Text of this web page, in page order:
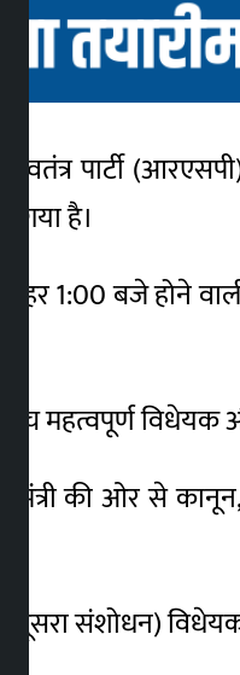
स्वतंत्र पार्टी
गया है।
दोपहर 1:00 बजे
महत्वपूर्ण विधेयक
की ओर से
(दूसरा संशोधन)